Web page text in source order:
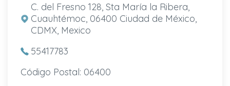
C. del Fresno 128, Sta María la Ribera,
Cuauhtémoc, 06400 Ciudad de México,
CDMX, Mexico
55417783
Código Postal: 06400